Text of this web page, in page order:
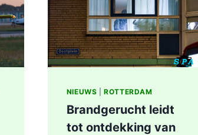
NIEUWS |ROTTERDAM
Brandgerucht leidt
tot ontdekking van